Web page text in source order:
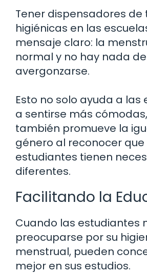
Tener dispensadores de
higiénicas en las
mensaje claro: la
normal y no hay nada
avergonzarse.
Esto no solo ayuda a las
a sentirse más
también promueve la
género al reconocer
estudiantes tienen
diferentes.
Facilitando la
Cuando las estudiantes
preocuparse por su
menstrual, pueden
mejor en sus estudios.